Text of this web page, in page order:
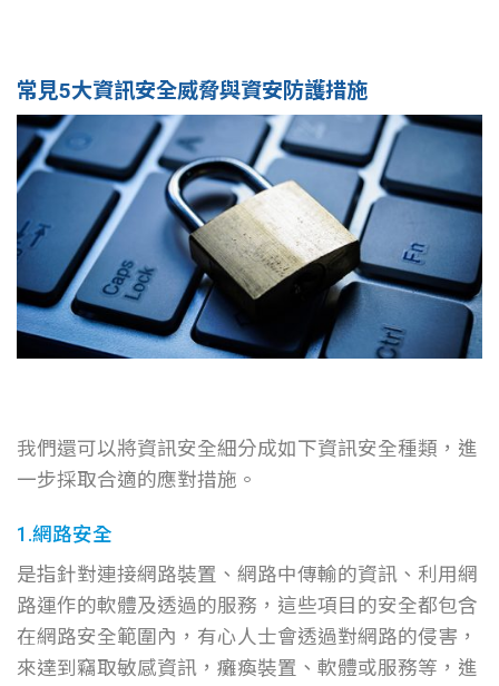
常見5大資訊安全威脅與資安防護措施
我們還可以將資訊安全細分成如下資訊安全種類，進
一步採取合適的應對措施。
1.網路安全
是指針對連接網路裝置、網路中傳輸的資訊、利用網
路運作的軟體及透過的服務，這些項目的安全都包含
在網路安全範圍內，有心人士會透過對網路的侵害，
來達到竊取敏感資訊，癱瘓裝置、軟體或服務等，進